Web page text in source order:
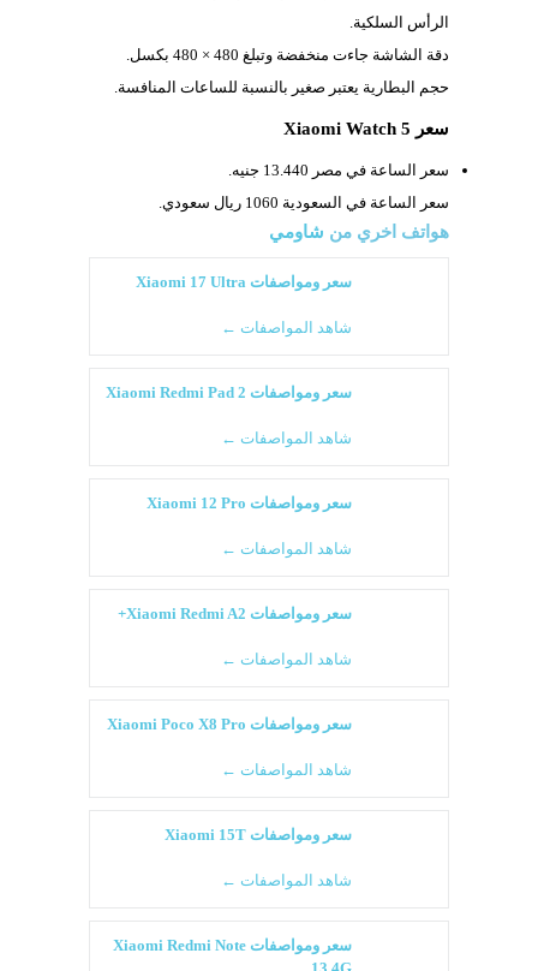
الرأس السلكية.
دقة الشاشة جاءت منخفضة وتبلغ 480 × 480 بكسل.
حجم البطارية يعتبر صغير بالنسبة للساعات المنافسة.
سعر Xiaomi Watch 5
سعر الساعة في مصر 13.440 جنيه.
سعر الساعة في السعودية 1060 ريال سعودي.
هواتف اخري من شاومي
سعر ومواصفات Xiaomi 17 Ultra
شاهد المواصفات ←
سعر ومواصفات Xiaomi Redmi Pad 2
شاهد المواصفات ←
سعر ومواصفات Xiaomi 12 Pro
شاهد المواصفات ←
سعر ومواصفات Xiaomi Redmi A2+
شاهد المواصفات ←
سعر ومواصفات Xiaomi Poco X8 Pro
شاهد المواصفات ←
سعر ومواصفات Xiaomi 15T
شاهد المواصفات ←
سعر ومواصفات Xiaomi Redmi Note